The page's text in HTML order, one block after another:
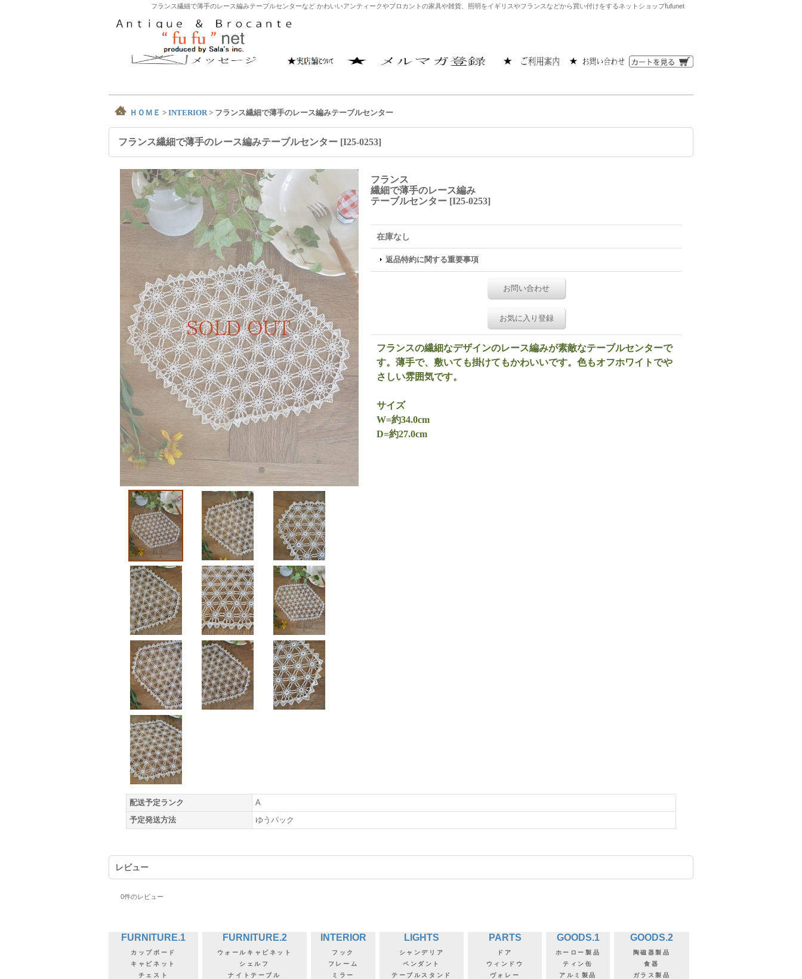
フランス繊細で薄手のレース編みテーブルセンターなど かわいいアンティークやブロカントの家具や雑貨、照明をイギリスやフランスなどから買い付けをするネットショップfufunet
ＨＯＭＥ > INTERIOR > フランス繊細で薄手のレース編みテーブルセンター
フランス繊細で薄手のレース編みテーブルセンター [I25-0253]
フランス
繊細で薄手のレース編み
テーブルセンター [I25-0253]
在庫なし
返品特約に関する重要事項
お問い合わせ
お気に入り登録
フランスの繊細なデザインのレース編みが素敵なテーブルセンターで
す。薄手で、敷いても掛けてもかわいいです。色もオフホワイトでや
さしい雰囲気です。
サイズ
W=約34.0cm
D=約27.0cm
配送予定ランク
A
予定発送方法
ゆうパック
レビュー
0件のレビュー
FURNITURE.1
カップボード
キャビネット
チェスト
FURNITURE.2
ウォールキャビネット
シェルフ
ナイトテーブル
INTERIOR
フック
フレーム
ミラー
LIGHTS
シャンデリア
ペンダント
テーブルスタンド
PARTS
ドア
ウィンドウ
ヴォレー
GOODS.1
ホーロー製品
ティン缶
アルミ製品
GOODS.2
陶磁器製品
食器
ガラス製品